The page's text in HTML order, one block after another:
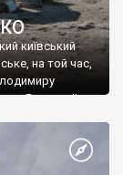
київський
на той час,
Василю ІІ, та
Таврійського